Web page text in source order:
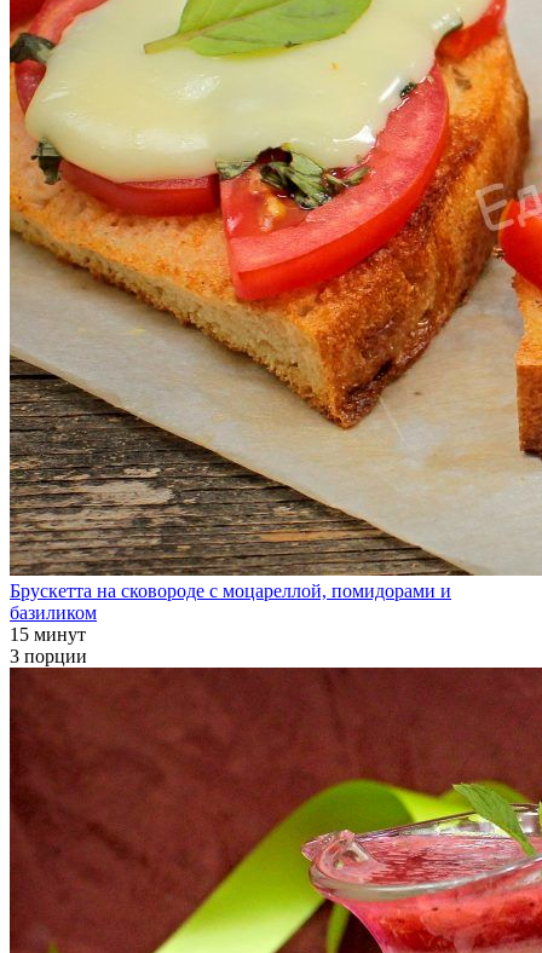
Брускетта на сковороде с моцареллой, помидорами и
базиликом
15 минут
3 порции